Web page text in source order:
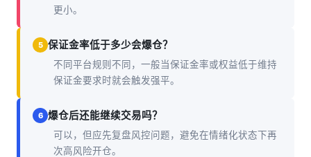
更小。
5 保证金率低于多少会爆仓？
不同平台规则不同，一般当保证金率或权益低于维持
保证金要求时就会触发强平。
6 爆仓后还能继续交易吗？
可以，但应先复盘风控问题，避免在情绪化状态下再
次高风险开仓。